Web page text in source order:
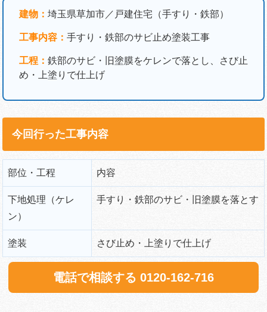
建物： 埼玉県草加市／戸建住宅（手すり・鉄部）
工事内容： 手すり・鉄部のサビ止め塗装工事
工程： 鉄部のサビ・旧塗膜をケレンで落とし、さび止
め・上塗りで仕上げ
今回行った工事内容
部位・工程 内容
下地処理（ケレ
ン）
手すり・鉄部のサビ・旧塗膜を落とす
塗装 さび止め・上塗りで仕上げ
電話で相談する 0120-162-716